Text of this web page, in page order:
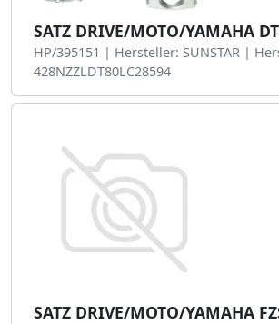
SATZ DRIVE/MOTO/YAMAHA
HP/395151 | Hersteller: SUNSTAR |
428NZZLDT80LC28594
SATZ DRIVE/MOTO/YAMAHA